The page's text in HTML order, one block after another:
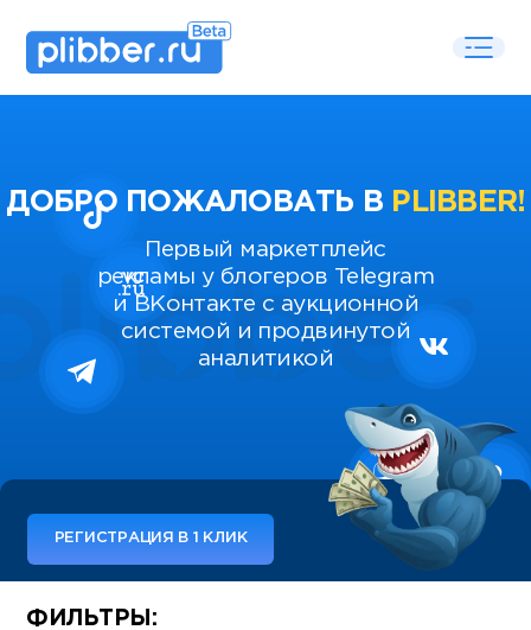
ДОБРО ПОЖАЛОВАТЬ В PLIBBER!
Первый маркетплейс
рекламы у блогеров Telegram
и ВКонтакте с аукционной
системой и продвинутой
аналитикой
РЕГИСТРАЦИЯ В 1 КЛИК
Some SEO Title
ФИЛЬТРЫ: